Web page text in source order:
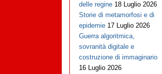
delle regine 18 Luglio 2026
Storie di metamorfosi e di
epidemie 17 Luglio 2026
Guerra algoritmica,
sovranità digitale e
costruzione di immaginario
16 Luglio 2026